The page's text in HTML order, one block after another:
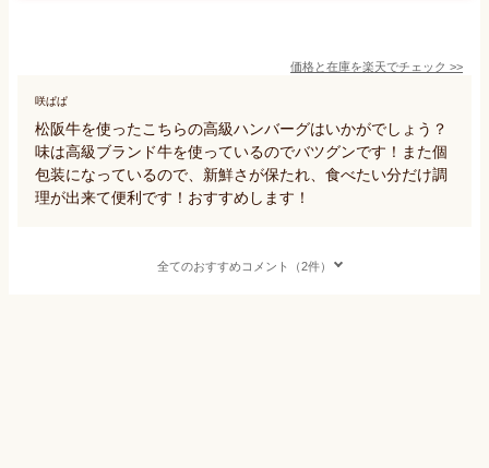
価格と在庫を楽天でチェック >>
咲ぱぱ
松阪牛を使ったこちらの高級ハンバーグはいかがでしょう？
味は高級ブランド牛を使っているのでバツグンです！また個
包装になっているので、新鮮さが保たれ、食べたい分だけ調
理が出来て便利です！おすすめします！
全てのおすすめコメント（2件）